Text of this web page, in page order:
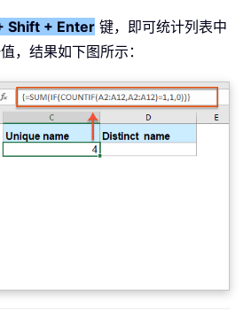
Shift + Enter 键，即可统计列表中
，结果如下图所示：